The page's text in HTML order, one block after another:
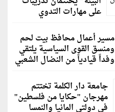
على مهارات التدوي
مسير أعمال محافظ بيت لحم
ومنسق القوى السياسية يلتقي
وفداً قيادياً من النضال الشعبي
جامعة دار الكلمة تختتم
مهرجان "حكايا من فلسطين"
في دولتي المانيا والنمسا